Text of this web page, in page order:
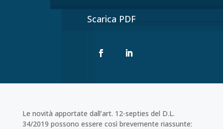
Scarica PDF
Le novità apportate dall’art. 12-septies del D.L.
34/2019 possono essere così brevemente riassunte: